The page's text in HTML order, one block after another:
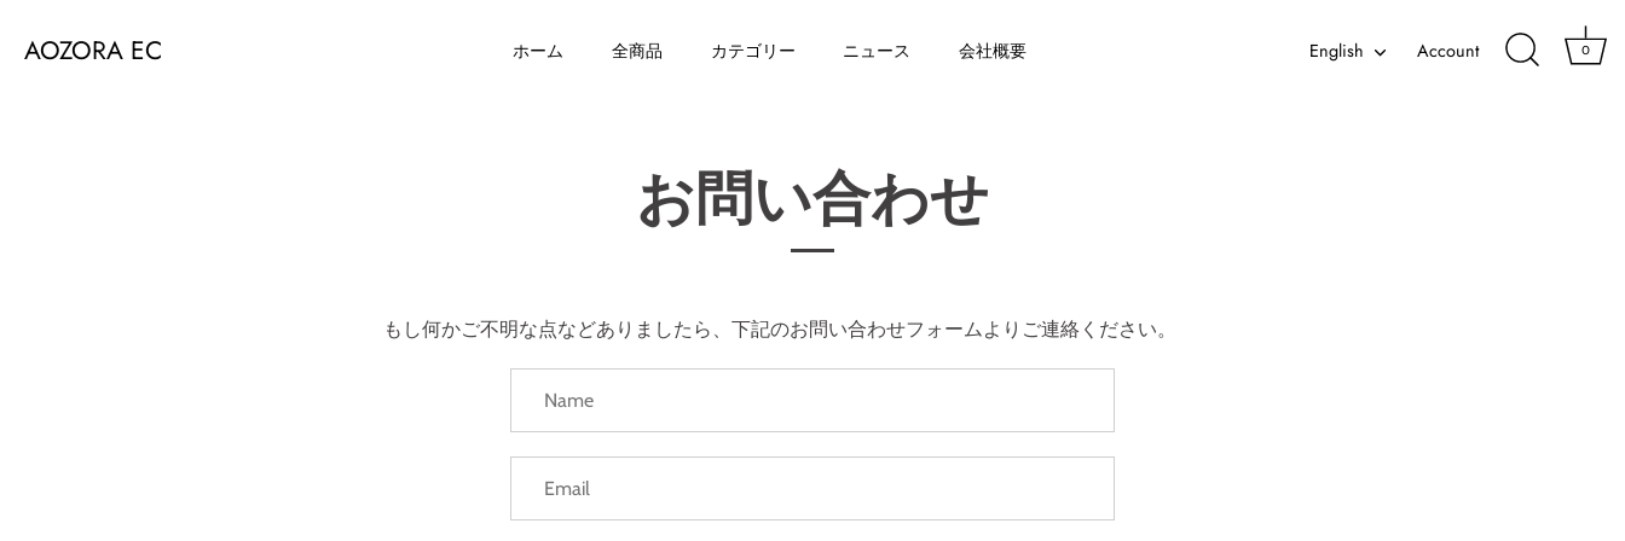
AOZORA EC ホーム 全商品 カテゴリー ニュース 会社概要 Language
English Account 0
お問い合わせ
もし何かご不明な点などありましたら、下記のお問い合わせフォームよりご連絡ください。